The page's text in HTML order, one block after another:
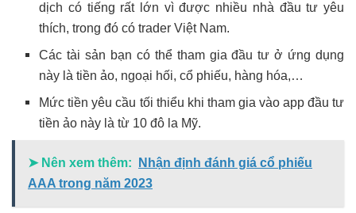
dịch có tiếng rất lớn vì được nhiều nhà đầu tư yêu
thích, trong đó có trader Việt Nam.
Các tài sản bạn có thể tham gia đầu tư ở ứng dụng
này là tiền ảo, ngoại hối, cổ phiếu, hàng hóa,…
Mức tiền yêu cầu tối thiểu khi tham gia vào app đầu tư
tiền ảo này là từ 10 đô la Mỹ.
➤ Nên xem thêm:
Nhận định đánh giá cổ phiếu
AAA trong năm 2023